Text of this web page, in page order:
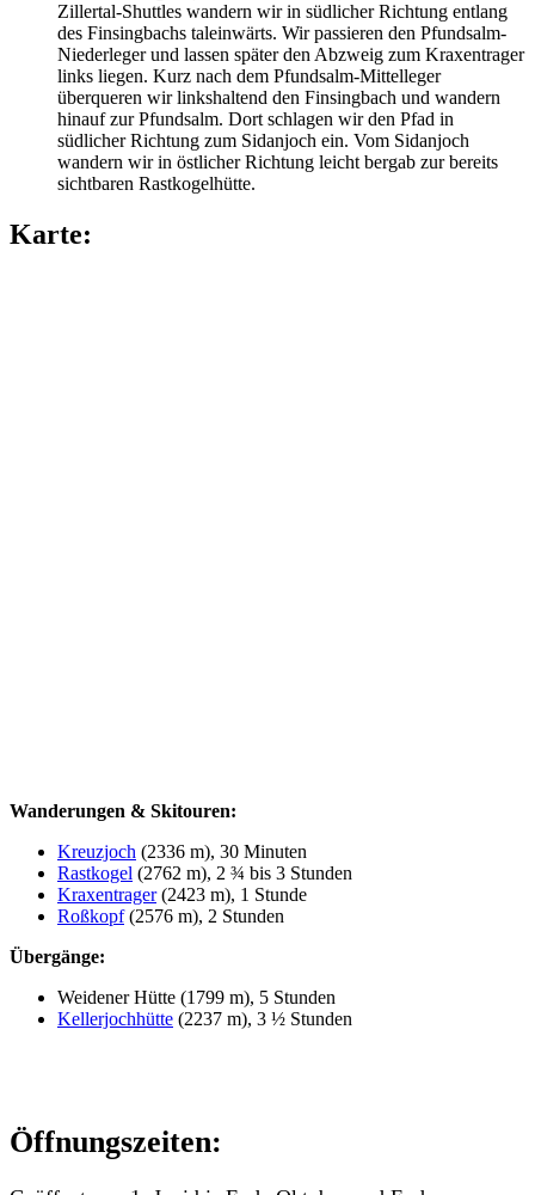
Zillertal-Shuttles wandern wir in südlicher Richtung entlang
des Finsingbachs taleinwärts. Wir passieren den Pfundsalm-
Niederleger und lassen später den Abzweig zum Kraxentrager
links liegen. Kurz nach dem Pfundsalm-Mittelleger
überqueren wir linkshaltend den Finsingbach und wandern
hinauf zur Pfundsalm. Dort schlagen wir den Pfad in
südlicher Richtung zum Sidanjoch ein. Vom Sidanjoch
wandern wir in östlicher Richtung leicht bergab zur bereits
sichtbaren Rastkogelhütte.
Karte:
Wanderungen & Skitouren:
Kreuzjoch (2336 m), 30 Minuten
Rastkogel (2762 m), 2 ¾ bis 3 Stunden
Kraxentrager(2423 m), 1 Stunde
Roßkopf(2576 m), 2 Stunden
Übergänge:
Weidener Hütte (1799 m), 5 Stunden
Kellerjochhütte (2237 m), 3 ½ Stunden
Öffnungszeiten: